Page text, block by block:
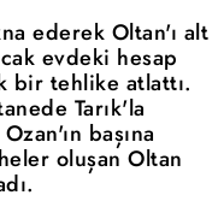
ederek Oltan'ı alt
evdeki hesap
bir tehlike atlattı.
Tarık'la
başına
oluşan Oltan